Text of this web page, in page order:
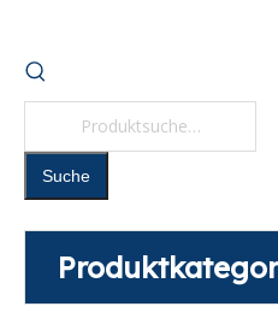
Suche